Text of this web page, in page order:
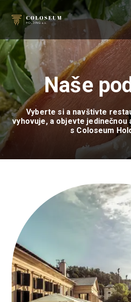
Naše
Vyberte si a navštivte
vyhovuje, a objevte
s Coloseum